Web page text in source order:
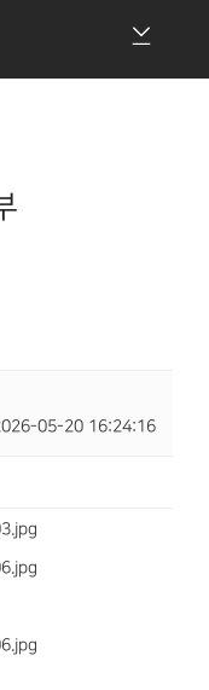
05-20 16:24:16